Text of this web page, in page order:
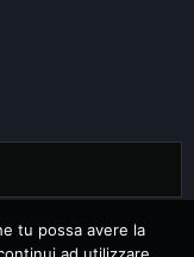
tu possa avere la